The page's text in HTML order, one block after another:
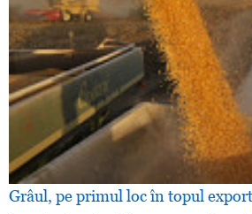
Grâul, pe primul loc în topul